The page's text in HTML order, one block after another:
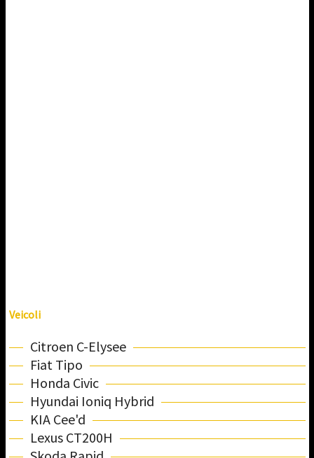
Veicoli
Citroen C-Elysee
Fiat Tipo
Honda Civic
Hyundai Ioniq Hybrid
KIA Cee'd
Lexus CT200H